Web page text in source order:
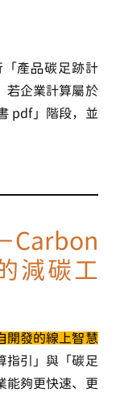
「產品碳足跡計
若企業計算屬於
pdf」階段，並
Carbon
減碳工
開發的線上智慧
指引」與「碳足
能夠更快速、更